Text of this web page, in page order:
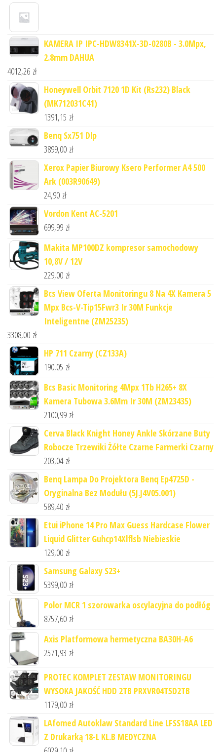
KAMERA IP IPC-HDW8341X-3D-0280B - 3.0Mpx,
2.8mm DAHUA
4012,26 zł
Honeywell Orbit 7120 1D Kit (Rs232) Black
(MK712031C41)
1391,15 zł
Benq Sx751 Dlp
3899,00 zł
Xerox Papier Biurowy Ksero Performer A4 500
Ark (003R90649)
24,90 zł
Vordon Kent AC-5201
699,99 zł
Makita MP100DZ kompresor samochodowy
10,8V / 12V
229,00 zł
Bcs View Oferta Monitoringu 8 Na 4X Kamera 5
Mpx Bcs-V-Tip15Fwr3 Ir 30M Funkcje
Inteligentne (ZM25235)
3308,00 zł
HP 711 Czarny (CZ133A)
190,05 zł
Bcs Basic Monitoring 4Mpx 1Tb H265+ 8X
Kamera Tubowa 3.6Mm Ir 30M (ZM23435)
2100,99 zł
Cerva Black Knight Honey Ankle Skórzane Buty
Robocze Trzewiki Żółte Czarne Farmerki Czarny
203,04 zł
Benq Lampa Do Projektora Benq Ep4725D -
Oryginalna Bez Modułu (5J.J4V05.001)
589,40 zł
Etui iPhone 14 Pro Max Guess Hardcase Flower
Liquid Glitter Guhcp14Xlflsb Niebieskie
129,00 zł
Samsung Galaxy S23+
5399,00 zł
Polor MCR 1 szorowarka oscylacyjna do podłóg
8757,60 zł
Axis Platformowa hermetyczna BA30H-A6
2571,93 zł
PROTEC KOMPLET ZESTAW MONITORINGU
WYSOKA JAKOŚĆ HDD 2TB PRXVR04T5D2TB
1179,00 zł
LAfomed Autoklaw Standard Line LFSS18AA LED
Z Drukarką 18-L KL.B MEDYCZNA